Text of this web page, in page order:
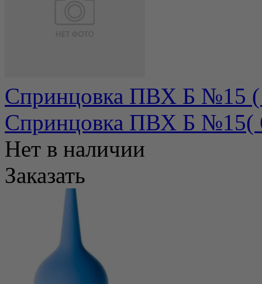
Спринцовка ПВХ Б №15 (
Спринцовка ПВХ Б №15(
Нет в наличии
Заказать